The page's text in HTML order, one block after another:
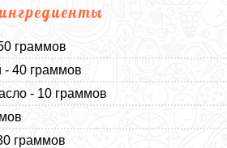
граммов
- 40 граммов
- 10 граммов
граммов